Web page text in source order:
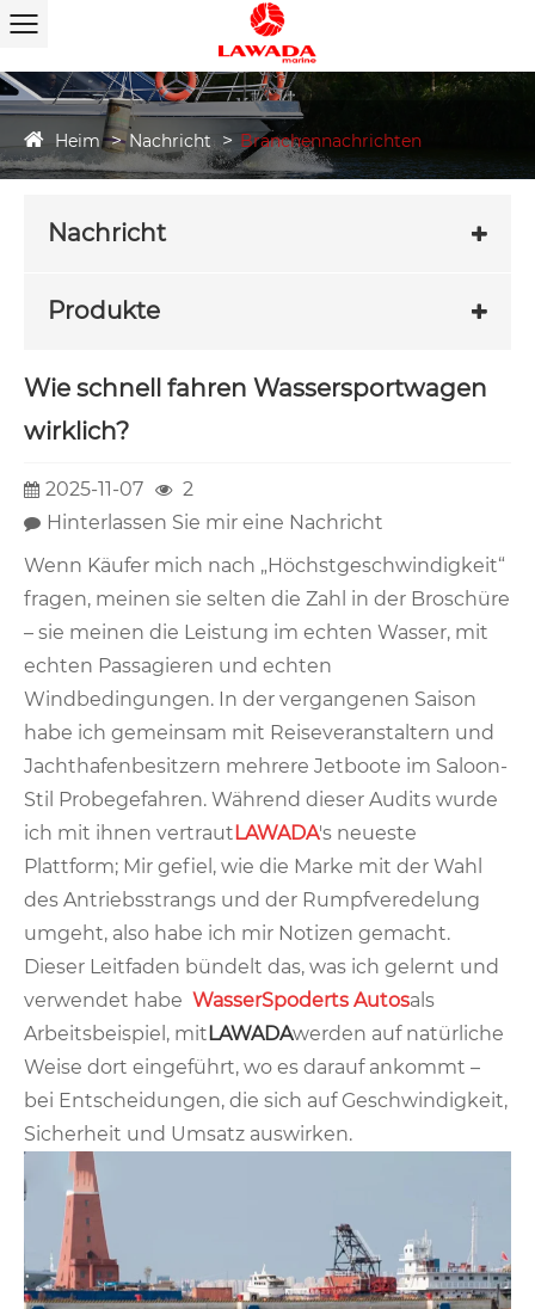
Heim Nachricht Branchennachrichten
Nachricht
Produkte
Wie schnell fahren Wassersportwagen
wirklich?
2025-11-07
2
Hinterlassen Sie mir eine Nachricht
Wenn Käufer mich nach „Höchstgeschwindigkeit“
fragen, meinen sie selten die Zahl in der Broschüre
– sie meinen die Leistung im echten Wasser, mit
echten Passagieren und echten
Windbedingungen. In der vergangenen Saison
habe ich gemeinsam mit Reiseveranstaltern und
Jachthafenbesitzern mehrere Jetboote im Saloon-
Stil Probegefahren. Während dieser Audits wurde
ich mit ihnen vertrautLAWADA's neueste
Plattform; Mir gefiel, wie die Marke mit der Wahl
des Antriebsstrangs und der Rumpfveredelung
umgeht, also habe ich mir Notizen gemacht.
Dieser Leitfaden bündelt das, was ich gelernt und
verwendet habe WasserSpoderts Autosals
Arbeitsbeispiel, mitLAWADAwerden auf natürliche
Weise dort eingeführt, wo es darauf ankommt –
bei Entscheidungen, die sich auf Geschwindigkeit,
Sicherheit und Umsatz auswirken.